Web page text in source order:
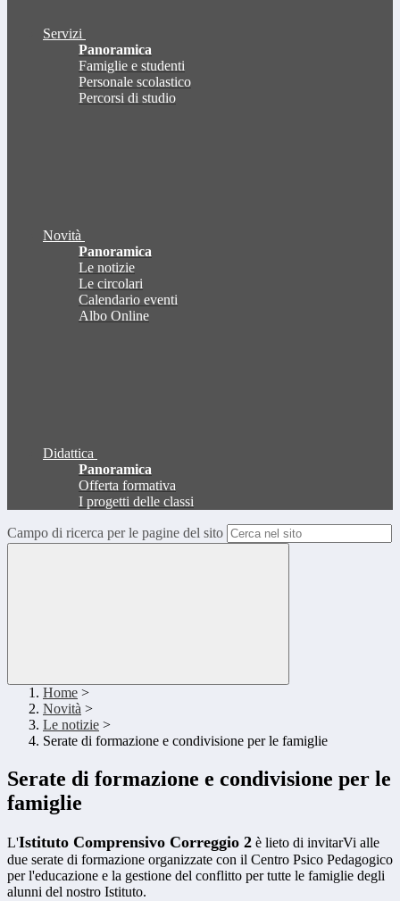
Servizi
Panoramica
Famiglie e studenti
Personale scolastico
Percorsi di studio
Novità
Panoramica
Le notizie
Le circolari
Calendario eventi
Albo Online
Didattica
Panoramica
Offerta formativa
I progetti delle classi
Campo di ricerca per le pagine del sito
Home >
Novità >
Le notizie >
Serate di formazione e condivisione per le famiglie
Serate di formazione e condivisione per le
famiglie
L'Istituto Comprensivo Correggio 2 è lieto di invitarVi alle
due serate di formazione organizzate con il Centro Psico Pedagogico
per l'educazione e la gestione del conflitto per tutte le famiglie degli
alunni del nostro Istituto.